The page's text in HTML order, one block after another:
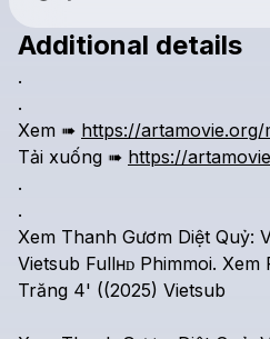
Additional details
.
.
Xem ➠ https://artamovie.org/
Tải xuống ➠ https://
.
.
Xem Thanh Gươm Diệt Quỷ:
Vietsub Fullʜᴅ Phimmoi. Xem
Trăng 4' ((2025) Vietsub